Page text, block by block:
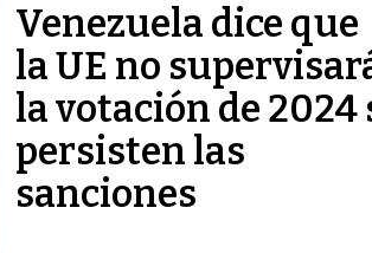
Venezuela dice que
la UE no
la votación de 2024
persisten las
sanciones